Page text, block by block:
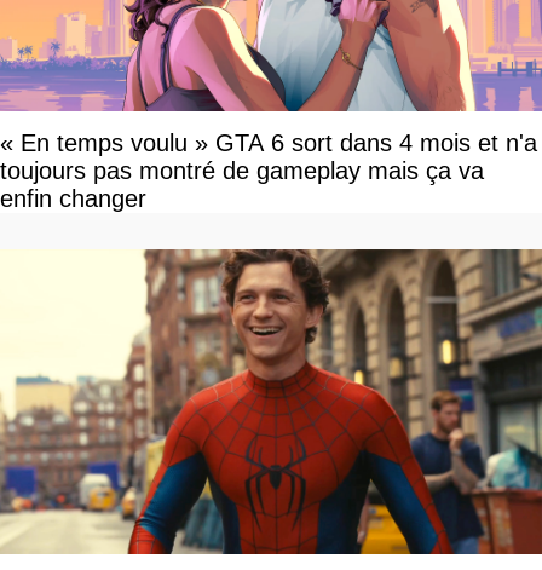
« En temps voulu » GTA 6 sort dans 4 mois et n'a
toujours pas montré de gameplay mais ça va
enfin changer